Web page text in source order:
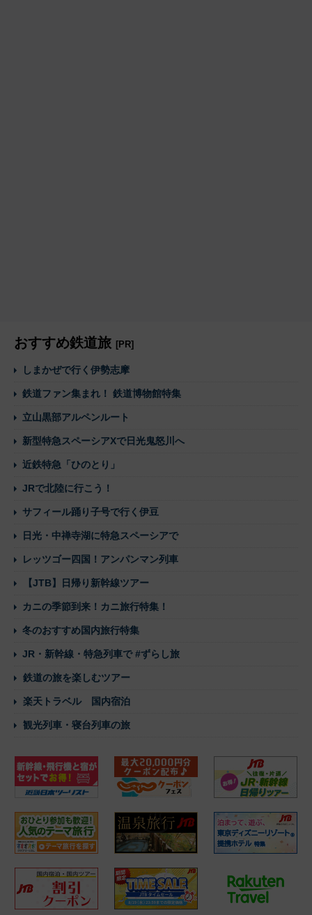
おすすめ鉄道旅 [PR]
しまかぜで行く伊勢志摩
鉄道ファン集まれ！ 鉄道博物館特集
立山黒部アルペンルート
新型特急スペーシアXで日光鬼怒川へ
近鉄特急「ひのとり」
JRで北陸に行こう！
サフィール踊り子号で行く伊豆
日光・中禅寺湖に特急スペーシアで
レッツゴー四国！アンパンマン列車
【JTB】日帰り新幹線ツアー
カニの季節到来！カニ旅行特集！
冬のおすすめ国内旅行特集
JR・新幹線・特急列車で #ずらし旅
鉄道の旅を楽しむツアー
楽天トラベル 国内宿泊
観光列車・寝台列車の旅